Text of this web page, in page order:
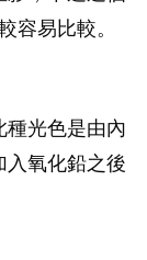
容易比較。
種光色是由內
入氧化鉛之後